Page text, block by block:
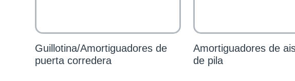
Guillotina/Amortiguadores de
puerta corredera
Amortiguadores de
de pila